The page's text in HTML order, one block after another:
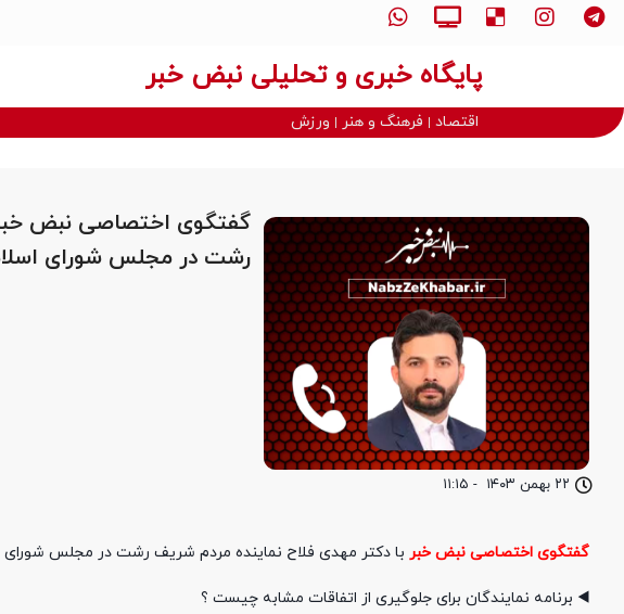
پایگاه خبری و تحلیلی نبض خبر
اقتصاد فرهنگ و هنر ورزش
۲۲ بهمن ۱۴۰۳ - ۱۱:۱۵
گفتگوی اختصاصی نبض خبر
رشت در مجلس شورای
گفتگوی اختصاصی نبض خبر با دکتر مهدی فلاح نماینده مردم شریف رشت در مجلس شورای
◀️ برنامه نمایندگان برای جلوگیری از اتفاقات مشابه چیست ؟